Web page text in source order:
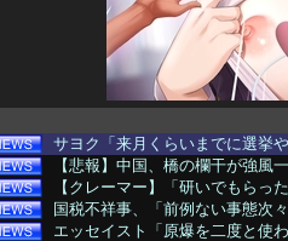
サヨク「来月くらいまでに選挙
【悲報】中国、橋の欄干が強
【クレーマー】「研いでもらっ
国税不祥事、「前例ない事態次
エッセイスト「原爆を二度と使